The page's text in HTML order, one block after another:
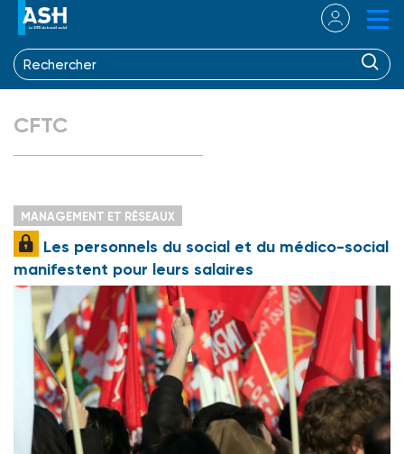
CFTC
MANAGEMENT ET RÉSEAUX
Les personnels du social et du médico-social
manifestent pour leurs salaires